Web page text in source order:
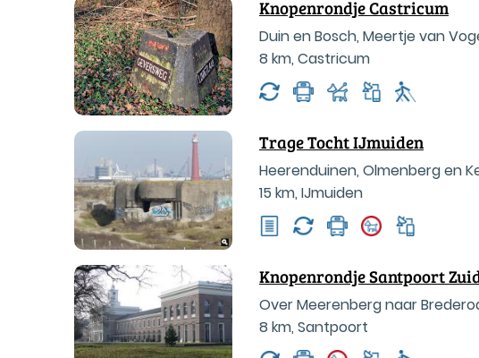
Knopenrondje Castricum
Duin en Bosch, Meertje van
8 km, Castricum
Trage Tocht IJmuiden
Heerenduinen, Olmenberg en
15 km, IJmuiden
Knopenrondje Santpoort
Over Meerenberg naar
8 km, Santpoort